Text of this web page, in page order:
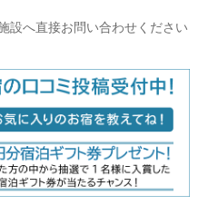
設へ直接お問い合わせください